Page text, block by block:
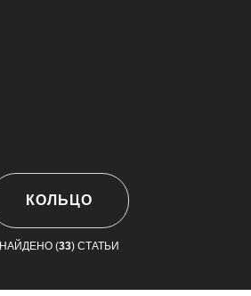
КОЛЬЦО
НАЙДЕНО (33) СТАТЬИ